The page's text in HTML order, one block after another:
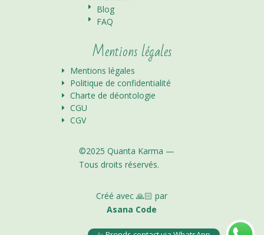
E Blog
E FAQ
Mentions légales
E Mentions légales
E Politique de confidentialité
E Charte de déontologie
E CGU
E CGV
©2025 Quanta Karma —
Tous droits réservés.
Créé avec 🙏🏻 par
Asana Code